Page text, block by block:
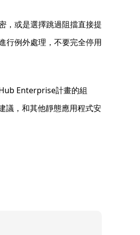
，或是選擇跳過阻擋直接提
行例外處理，不要完全停用
Enterprise計畫的組
議，和其他靜態應用程式安